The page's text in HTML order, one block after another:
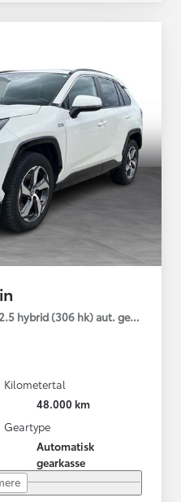
hybrid (306 hk) aut. gear AWD-i
Kilometertal
48.000 km
Geartype
Automatisk
gearkasse